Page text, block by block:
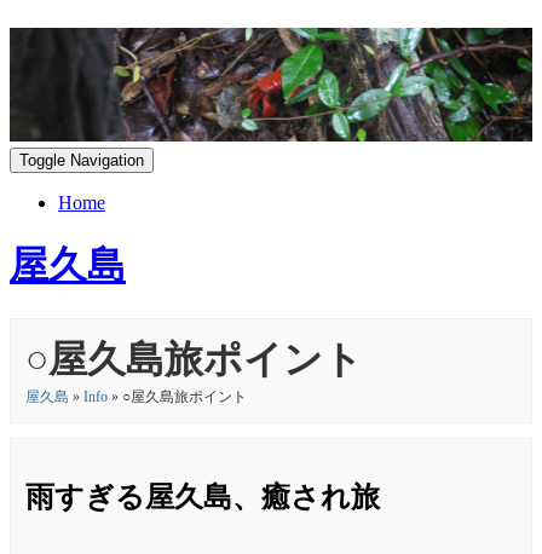
Toggle Navigation
Home
屋久島
○屋久島旅ポイント
屋久島 » Info » ○屋久島旅ポイント
雨すぎる屋久島、癒され旅